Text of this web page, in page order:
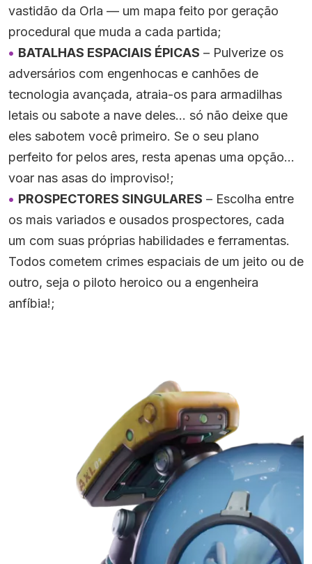
vastidão da Orla — um mapa feito por geração
procedural que muda a cada partida;
BATALHAS ESPACIAIS ÉPICAS – Pulverize os
adversários com engenhocas e canhões de
tecnologia avançada, atraia-os para armadilhas
letais ou sabote a nave deles… só não deixe que
eles sabotem você primeiro. Se o seu plano
perfeito for pelos ares, resta apenas uma opção…
voar nas asas do improviso!;
PROSPECTORES SINGULARES – Escolha entre
os mais variados e ousados prospectores, cada
um com suas próprias habilidades e ferramentas.
Todos cometem crimes espaciais de um jeito ou de
outro, seja o piloto heroico ou a engenheira
anfíbia!;